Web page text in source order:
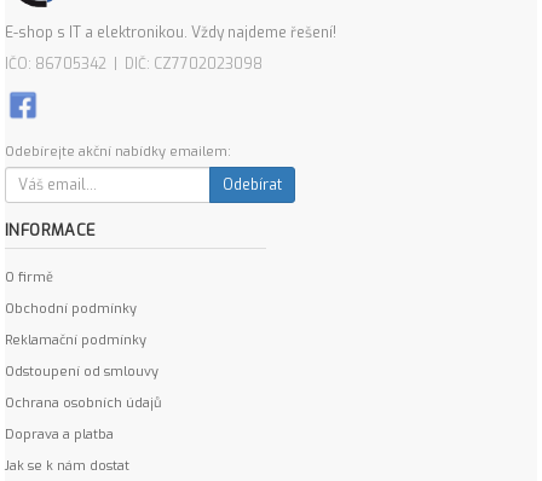
E-shop s IT a elektronikou. Vždy najdeme řešení!
IČO: 86705342 | DIČ: CZ7702023098
Odebírejte akční nabídky emailem:
Odebírat
INFORMACE
O firmě
Obchodní podmínky
Reklamační podmínky
Odstoupení od smlouvy
Ochrana osobních údajů
Doprava a platba
Jak se k nám dostat